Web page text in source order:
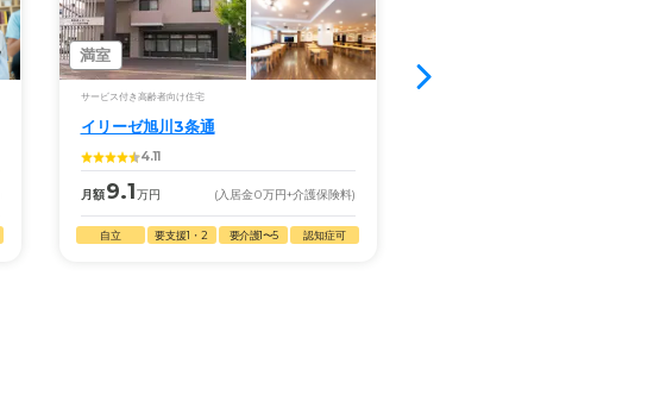
満室
サービス付き高齢者向け住宅
イリーゼ旭川3条通
4.11
月額9.1万円 (入居金0万円+介護保険料)
自立 要支援1・2 要介護1〜5 認知症可